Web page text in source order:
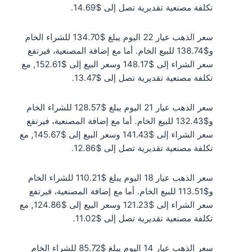
تكلفة مصنعية تقديرية تصل إلى $14.69.
سعر الذهب عيار 22 اليوم يبلغ $134.70 للشراء الخام
و$138.74 للبيع الخام. أما مع إضافة المصنعية، فيرتفع
سعر الشراء إلى $148.17 وسعر البيع إلى $152.61, مع
تكلفة مصنعية تقديرية تصل إلى $13.47.
سعر الذهب عيار 21 اليوم يبلغ $128.57 للشراء الخام
و$132.43 للبيع الخام. أما مع إضافة المصنعية، فيرتفع
سعر الشراء إلى $141.43 وسعر البيع إلى $145.67, مع
تكلفة مصنعية تقديرية تصل إلى $12.86.
سعر الذهب عيار 18 اليوم يبلغ $110.21 للشراء الخام
و$113.51 للبيع الخام. أما مع إضافة المصنعية، فيرتفع
سعر الشراء إلى $121.23 وسعر البيع إلى $124.86, مع
تكلفة مصنعية تقديرية تصل إلى $11.02.
سعر الذهب عيار 14 اليوم يبلغ $85.72 للشراء الخام